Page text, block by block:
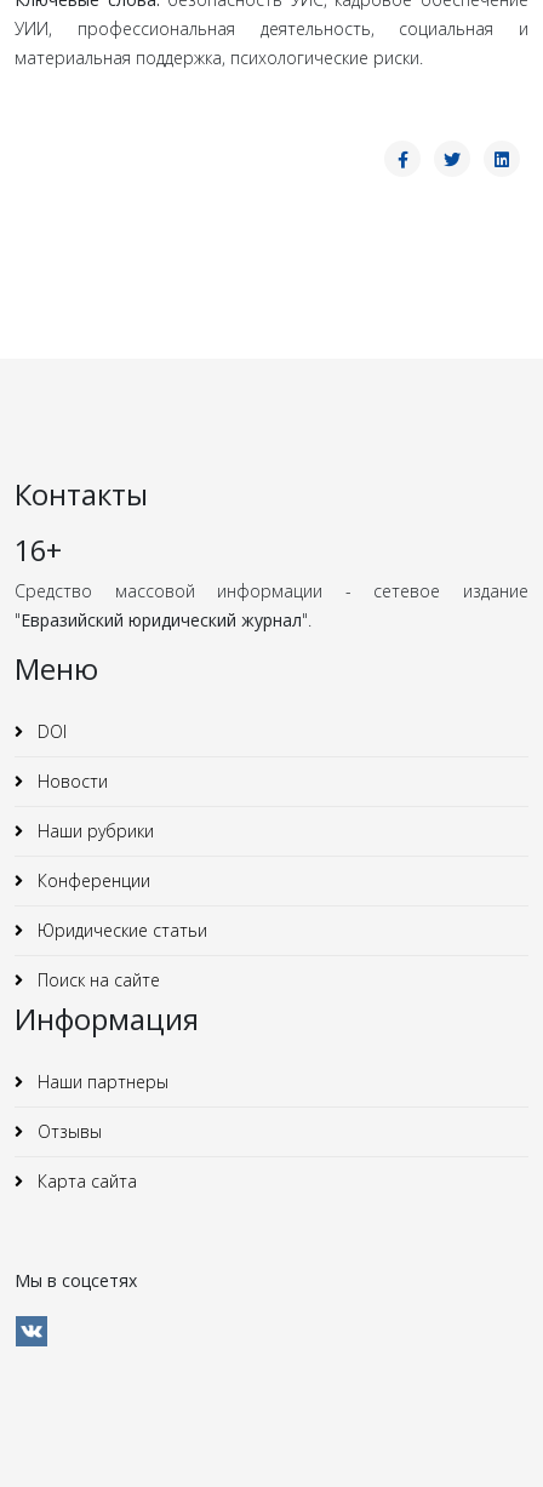
УИИ, профессиональная деятельность, социальная и
материальная поддержка, психологические риски.
Контакты
16+
Средство массовой информации - сетевое издание
"Евразийский юридический журнал".
Меню
DOI
Новости
Наши рубрики
Конференции
Юридические статьи
Поиск на сайте
Информация
Наши партнеры
Отзывы
Карта сайта
Мы в соцсетях